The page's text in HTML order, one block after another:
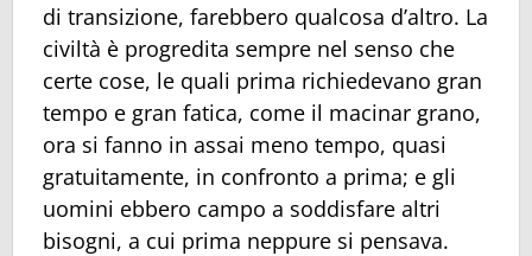
di transizione, farebbero qualcosa d’altro. La
civiltà è progredita sempre nel senso che
certe cose, le quali prima richiedevano gran
tempo e gran fatica, come il macinar grano,
ora si fanno in assai meno tempo, quasi
gratuitamente, in confronto a prima; e gli
uomini ebbero campo a soddisfare altri
bisogni, a cui prima neppure si pensava.